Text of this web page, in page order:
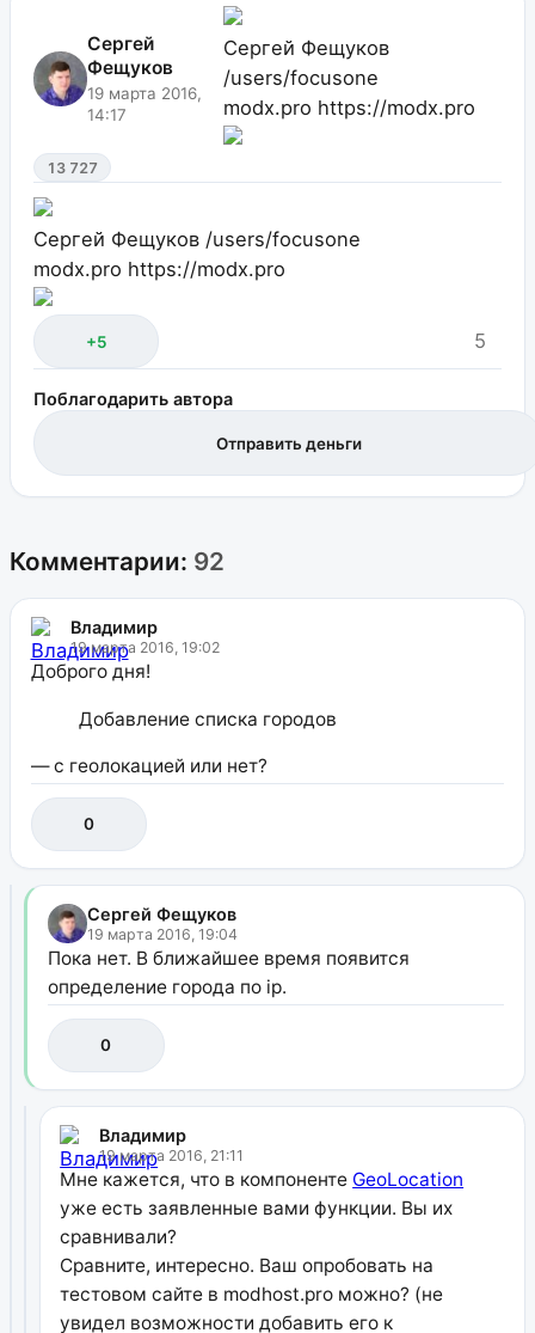
Сергей
Фещуков
19 марта 2016,
14:17
Сергей Фещуков
/users/focusone
modx.pro https://modx.pro
13 727
Сергей Фещуков /users/focusone
modx.pro https://modx.pro
+5 5
Поблагодарить автора
Отправить деньги
Комментарии: 92
Владимир
19 марта 2016, 19:02
Доброго дня!
Добавление списка городов
— с геолокацией или нет?
0
Сергей Фещуков
19 марта 2016, 19:04
Пока нет. В ближайшее время появится
определение города по ip.
0
Владимир
19 марта 2016, 21:11
Мне кажется, что в компоненте GeoLocation
уже есть заявленные вами функции. Вы их
сравнивали?
Сравните, интересно. Ваш опробовать на
тестовом сайте в modhost.pro можно? (не
увидел возможности добавить его к